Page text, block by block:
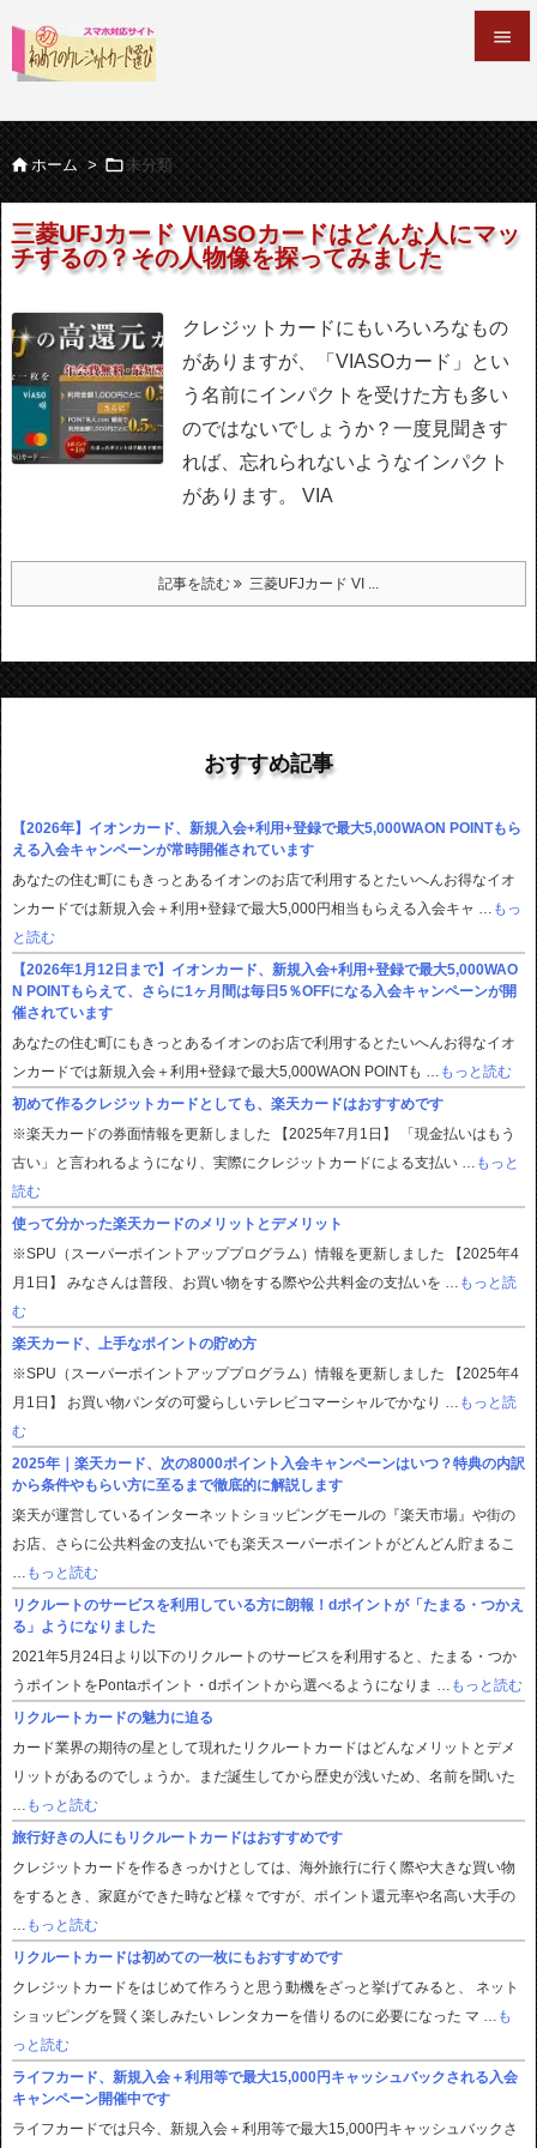


サイド

前へ
次へ

ホーム > 未分類
三菱UFJカード VIASOカードはどんな人にマッ
チするの？その人物像を探ってみました
クレジットカードにもいろいろなもの
がありますが、「VIASOカード」とい
う名前にインパクトを受けた方も多い
のではないでしょうか？一度見聞きす
れば、忘れられないようなインパクト
があります。
VIA
記事を読む 三菱UFJカード VI ...
おすすめ記事
【2026年】イオンカード、新規入会+利用+登録で最大5,000WAON POINTもら
える入会キャンペーンが常時開催されています
あなたの住む町にもきっとあるイオンのお店で利用するとたいへんお得なイオ
ンカードでは新規入会＋利用+登録で最大5,000円相当もらえる入会キャ …
もっ
と読む
【2026年1月12日まで】イオンカード、新規入会+利用+登録で最大5,000WAO
N POINTもらえて、さらに1ヶ月間は毎日5％OFFになる入会キャンペーンが開
催されています
あなたの住む町にもきっとあるイオンのお店で利用するとたいへんお得なイオ
ンカードでは新規入会＋利用+登録で最大5,000WAON POINTも …
もっと読む
初めて作るクレジットカードとしても、楽天カードはおすすめです
※楽天カードの券面情報を更新しました 【2025年7月1日】 「現金払いはもう
古い」と言われるようになり、実際にクレジットカードによる支払い …
もっと
読む
使って分かった楽天カードのメリットとデメリット
※SPU（スーパーポイントアッププログラム）情報を更新しました 【2025年4
月1日】 みなさんは普段、お買い物をする際や公共料金の支払いを …
もっと読
む
楽天カード、上手なポイントの貯め方
※SPU（スーパーポイントアッププログラム）情報を更新しました 【2025年4
月1日】 お買い物パンダの可愛らしいテレビコマーシャルでかなり …
もっと読
む
2025年｜楽天カード、次の8000ポイント入会キャンペーンはいつ？特典の内訳
から条件やもらい方に至るまで徹底的に解説します
楽天が運営しているインターネットショッピングモールの『楽天市場』や街の
お店、さらに公共料金の支払いでも楽天スーパーポイントがどんどん貯まるこ
もっと読む
リクルートのサービスを利用している方に朗報！dポイントが「たまる・つかえ
る」ようになりました
2021年5月24日より以下のリクルートのサービスを利用すると、たまる・つか
うポイントをPontaポイント・dポイントから選べるようになりま …
もっと読む
リクルートカードの魅力に迫る
カード業界の期待の星として現れたリクルートカードはどんなメリットとデメ
リットがあるのでしょうか。まだ誕生してから歴史が浅いため、名前を聞いた
もっと読む
旅行好きの人にもリクルートカードはおすすめです
クレジットカードを作るきっかけとしては、海外旅行に行く際や大きな買い物
をするとき、家庭ができた時など様々ですが、ポイント還元率や名高い大手の
もっと読む
リクルートカードは初めての一枚にもおすすめです
クレジットカードをはじめて作ろうと思う動機をざっと挙げてみると、 ネット
ショッピングを賢く楽しみたい レンタカーを借りるのに必要になった マ …
も
っと読む
ライフカード、新規入会＋利用等で最大15,000円キャッシュバックされる入会
キャンペーン開催中です
ライフカードでは只今、新規入会＋利用等で最大15,000円キャッシュバックさ